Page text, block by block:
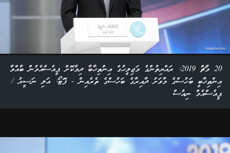
20 މާޗް 2019: ރައްޔިތުންގެ މަޖިލީހުގެ އިންތިޚާބާ ދިމާކޮށް ޕީއެސްއެމުން ބާއްވާ
އިންތިޚާބީ ބަހުސްގެ މާވަށު ދާއިރާގެ ބަހުސްގެ ތެރެއިން - ފޮޓޯ: އަލި ނަސީރު /
ޕީއެސްއެމް ނިއުސް